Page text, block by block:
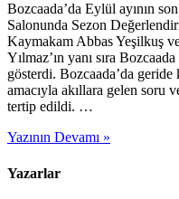
Bozcaada’da Eylül ayının
Salonunda Sezon
Kaymakam Abbas Yeşilkuş
Yılmaz’ın yanı sıra
gösterdi. Bozcaada’da
amacıyla akıllara gelen soru
tertip edildi. …
Yazının Devamı »
Yazarlar